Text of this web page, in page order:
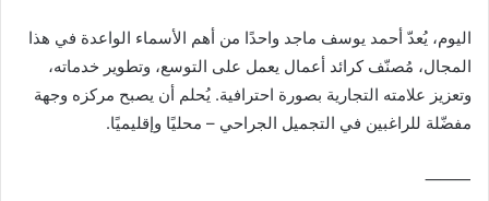
اليوم، يُعدّ أحمد يوسف ماجد واحدًا من أهم الأسماء الواعدة في هذا
المجال، مُصنّف كرائد أعمال يعمل على التوسع، وتطوير خدماته،
وتعزيز علامته التجارية بصورة احترافية. يُحلم أن يصبح مركزه وجهة
مفضّلة للراغبين في التجميل الجراحي – محليًا وإقليميًا.
⸻